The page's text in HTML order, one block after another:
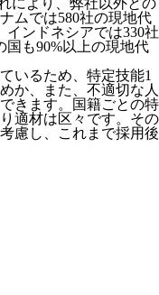
により、弊社以外との
ムでは580社の現地代
インドネシアでは330社
国も90%以上の現地代
いるため、特定技能1
か、また、不適切な人
きます。国籍ごとの特
適材は区々です。その
慮し、これまで採用後